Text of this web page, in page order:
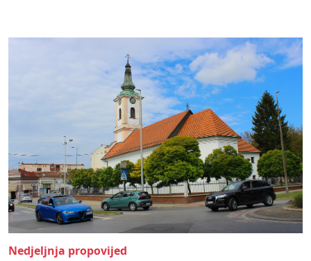
Nedjeljnja propovijed